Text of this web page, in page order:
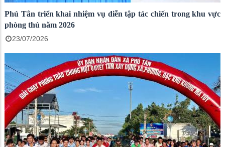
Phú Tân triển khai nhiệm vụ diễn tập tác chiến trong khu vực
phòng thủ năm 2026
23/07/2026